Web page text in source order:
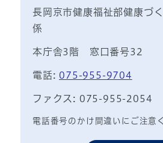
長岡京市健康福祉部健康づ
係
本庁舎3階 窓口番号32
電話: 075-955-9704
ファクス: 075-955-2054
電話番号のかけ間違いにご注意